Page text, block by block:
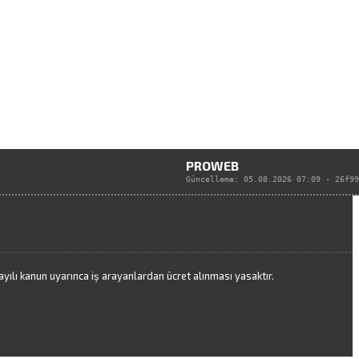
PROWEB
Güncelleme: 05.08.2026 07:09 ·
kanun uyarınca iş arayanlardan ücret alınması yasaktır.